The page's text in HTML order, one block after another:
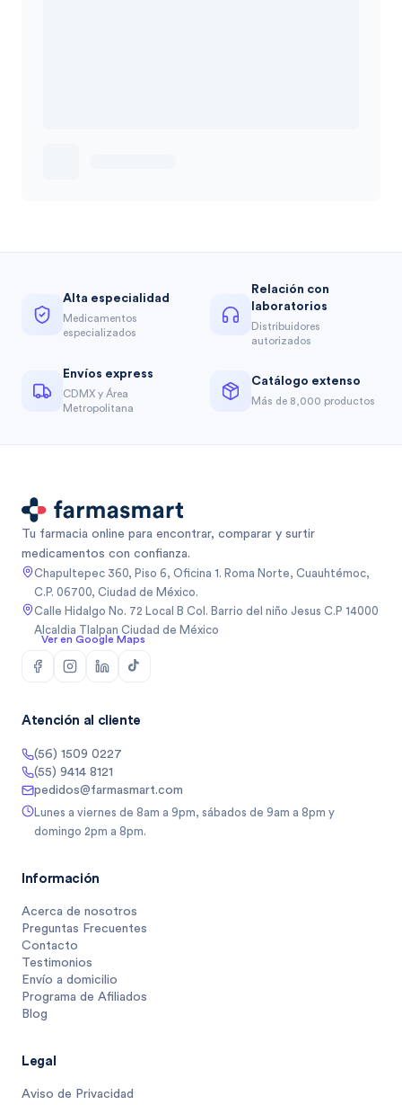
Alta especialidad
Medicamentos
especializados
Relación con
laboratorios
Distribuidores
autorizados
Envíos express
CDMX y Área
Metropolitana
Catálogo extenso
Más de 8,000 productos
Tu farmacia online para encontrar, comparar y surtir
medicamentos con confianza.
Chapultepec 360, Piso 6, Oficina 1. Roma Norte, Cuauhtémoc,
C.P. 06700, Ciudad de México.
Calle Hidalgo No. 72 Local B Col. Barrio del niño Jesus C.P 14000
Alcaldia Tlalpan Ciudad de México
Ver en Google Maps
Atención al cliente
(56) 1509 0227
(55) 9414 8121
pedidos@farmasmart.com
Lunes a viernes de 8am a 9pm, sábados de 9am a 8pm y
domingo 2pm a 8pm.
Información
Acerca de nosotros
Preguntas Frecuentes
Contacto
Testimonios
Envío a domicilio
Programa de Afiliados
Blog
Legal
Aviso de Privacidad